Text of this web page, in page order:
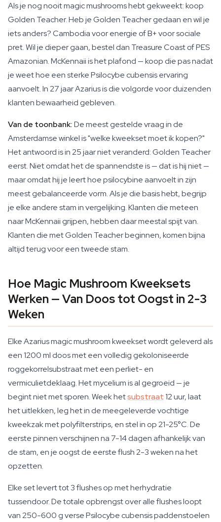
Als je nog nooit magic mushrooms hebt gekweekt: koop
Golden Teacher. Heb je Golden Teacher gedaan en wil je
iets anders? Cambodia voor energie of B+ voor sociale
pret. Wil je dieper gaan, bestel dan Treasure Coast of PES
Amazonian. McKennaii is het plafond — koop die pas nadat
je weet hoe een sterke Psilocybe cubensis ervaring
aanvoelt. In 27 jaar Azarius is die volgorde voor duizenden
klanten bewaarheid gebleven.
Van de toonbank:De meest gestelde vraag in de
Amsterdamse winkel is "welke kweekset moet ik kopen?"
Het antwoord is in 25 jaar niet veranderd: Golden Teacher
eerst. Niet omdat het de spannendste is — dat is hij niet —
maar omdat hij je leert hoe psilocybine aanvoelt in zijn
meest gebalanceerde vorm. Als je die basis hebt, begrijp
je elke andere stam in vergelijking. Klanten die meteen
naar McKennaii grijpen, hebben daar meestal spijt van.
Klanten die met Golden Teacher beginnen, komen bijna
altijd terug voor een tweede stam.
Hoe Magic Mushroom Kweeksets
Werken — Van Doos tot Oogst in 2-3
Weken
Elke Azarius magic mushroom kweekset wordt geleverd als
een 1200 ml doos met een volledig gekoloniseerde
roggekorrelsubstraat met een perliet- en
vermiculietdeklaag. Het mycelium is al gegroeid — je
begint niet met sporen. Week hetsubstraat12 uur, laat
het uitlekken, leg het in de meegeleverde vochtige
kweekzak met polyfilterstrips, en stel in op 21-25°C. De
eerste pinnen verschijnen na 7-14 dagen afhankelijk van
de stam, en je oogst de eerste flush 2-3 weken na het
opzetten.
Elke set levert tot 3 flushes op met herhydratie
tussendoor. De totale opbrengst over alle flushes loopt
van 250-600 g verse Psilocybe cubensis paddenstoelen